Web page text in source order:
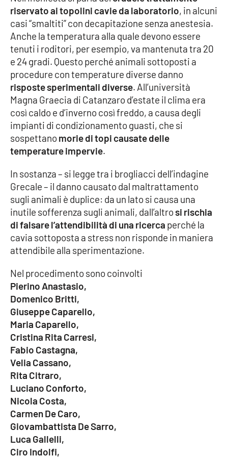
EDIZIONI
LOCALI
Catanzaro
Crotone
Vibo Valentia
Reggio Calabria
Lamezia Terme
PROGETTI
SPECIALI
Buona Sanità Calabria
LA
CALABRIAVISIONE
Destinazioni
Eventi
Food
Storie
NETWORK
riservato ai topolini cavie da laboratorio, in alcuni
casi “smaltiti” con decapitazione senza anestesia.
Anche la temperatura alla quale devono essere
tenuti i roditori, per esempio, va mantenuta tra 20
e 24 gradi. Questo perché animali sottoposti a
procedure con temperature diverse danno
risposte sperimentali diverse. All’università
Magna Graecia di Catanzaro d’estate il clima era
così caldo e d’inverno così freddo, a causa degli
impianti di condizionamento guasti, che si
sospettanomorie di topi causate delle
temperature impervie.
In sostanza – si legge tra i brogliacci dell’indagine
Grecale – il danno causato dal maltrattamento
sugli animali è duplice: da un lato si causa una
inutile sofferenza sugli animali, dall’altrosi rischia
di falsare l’attendibilità di una ricerca perché la
cavia sottoposta a stress non risponde in maniera
attendibile alla sperimentazione.
Nel procedimento sono coinvolti
Pierino Anastasio,
Domenico Britti,
Giuseppe Caparello,
Maria Caparello,
Cristina Rita Carresi,
Fabio Castagna,
Velia Cassano,
Rita Citraro,
Luciano Conforto,
Nicola Costa,
Carmen De Caro,
Giovambattista De Sarro,
Luca Gallelli,
Ciro Indolfi,